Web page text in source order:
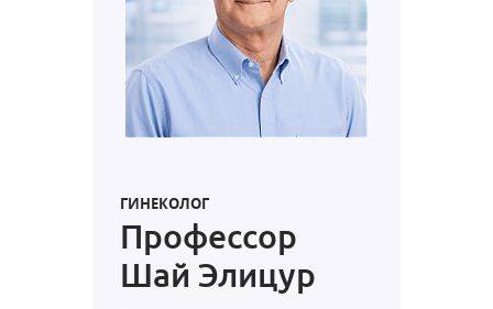
ГИНЕКОЛОГ
Профессор
Шай Элицур